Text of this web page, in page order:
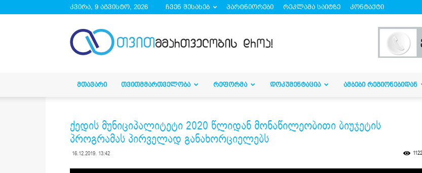
კვირა, 9 აგვისტო, 2026 ჩვენ შესახებ პარტნიორები რეკლამა საიტზე კონტაქტი
ᲛᲗᲐᲕᲐᲠᲘ ᲗᲕᲘᲗᲛᲛᲐᲠᲗᲕᲔᲚᲝᲑᲐ ᲠᲔᲤᲝᲠᲛᲐ ᲓᲝᲙᲣᲛᲔᲜᲢᲐᲪᲘᲐ ᲐᲛᲑᲔᲑᲘ ᲠᲔᲒᲘᲝᲜᲔᲑᲘᲓᲐᲜ
ქედის მუნიციპალიტეტი 2020 წლიდან მონაწილეობითი ბიუჯეტის
პროგრამას პირველად განახორციელებს
16.12.2019. 13:42 1122